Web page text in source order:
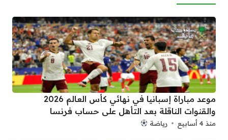
موعد مباراة إسبانيا في نهائي كأس العالم 2026
والقنوات الناقلة بعد التأهل على حساب فرنسا
منذ 4 أسابيع رياضة